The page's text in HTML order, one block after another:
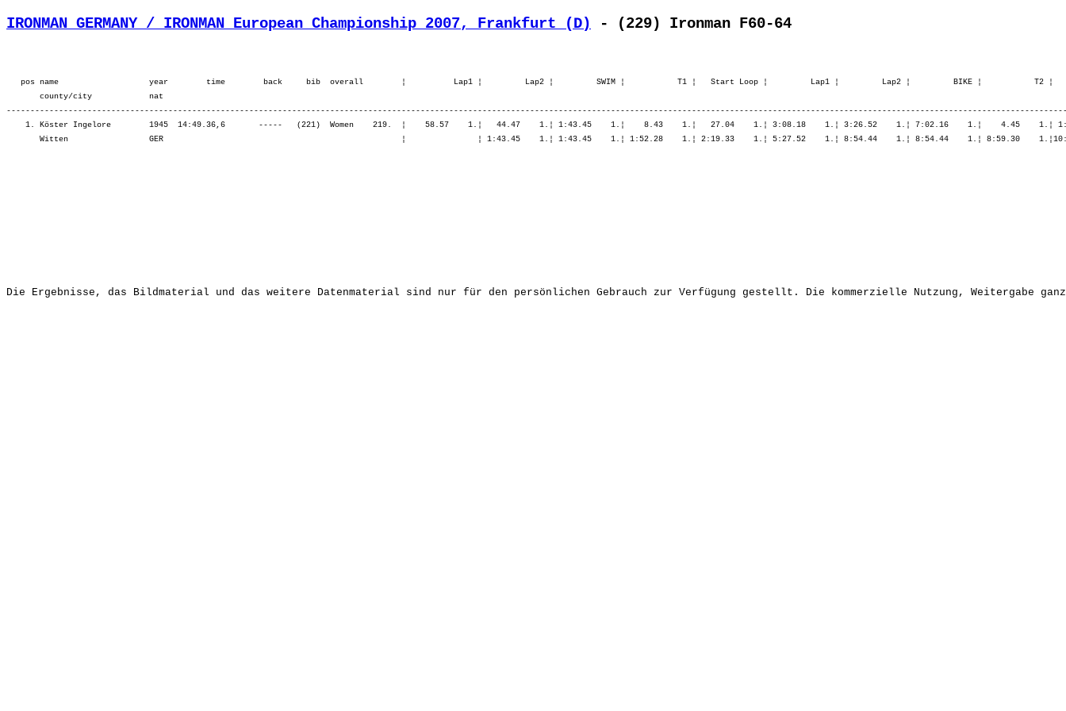
IRONMAN GERMANY / IRONMAN European Championship 2007, Frankfurt (D) - (229) Ironman F60-64
pos name                   year        time        back     bib  overall        ¦          Lap1 ¦         Lap2 ¦         SWIM ¦           T1 ¦   Start Loop ¦         Lap1 ¦         Lap2 ¦         BIKE ¦           T2 ¦
       county/city            nat
1. Köster Ingelore        1945  14:49.36,6       -----   (221)  Women    219.  ¦    58.57    1.¦   44.47    1.¦ 1:43.45    1.¦    8.43    1.¦   27.04    1.¦ 3:08.18    1.¦ 3:26.52    1.¦ 7:02.16    1.¦    4.45    1.¦
Witten                 GER                                                  ¦               ¦ 1:43.45    1.¦ 1:43.45    1.¦ 1:52.28    1.¦ 2:19.33    1.¦ 5:27.52    1.¦ 8:54.44    1.¦ 8:54.44    1.¦ 8:59.30
Die Ergebnisse, das Bildmaterial und das weitere Datenmaterial sind nur für den persönlichen Gebrauch zur Verfügung gestellt. Die kommerzielle Nutzung, Weitergabe